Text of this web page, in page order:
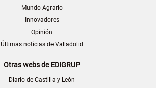
Mundo Agrario
Innovadores
Opinión
Últimas noticias de Valladolid
Otras webs de EDIGRUP
Diario de Castilla y León